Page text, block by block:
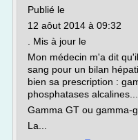
Publié le
12 aôut 2014 à 09:32
. Mis à jour le
Mon médecin m'a dit
sang pour un bilan
bien sa prescription :
phosphatases
Gamma GT ou gamma-
La...